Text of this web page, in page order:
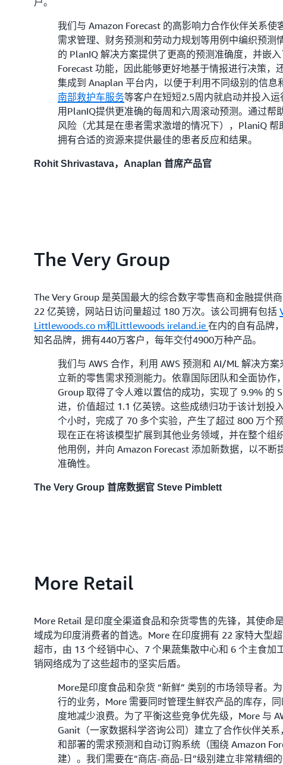
我们与 Amazon Forecast 的高影响力合作伙伴关系使
需求管理、财务预测和劳动力规划等用例中编织预测
的 PlanIQ 解决方案提供了更高的预测准确度，并嵌
Forecast 功能，因此能够更好地基于情报进行决策，
集成到 Anaplan 平台内，以便于利用不同级别的信息
南部救护车服务等客户在短短2.5周内就启动并投入
用PlanIQ提供更准确的每周和六周滚动预测。通过帮
风险（尤其是在患者需求激增的情况下），PlaniQ 帮
拥有合适的资源来提供最佳的患者反应和结果。
Rohit Shrivastava，Anaplan 首席产品官
The Very Group
The Very Group 是英国最大的综合数字零售商和金融提供
22 亿英镑，网站日访问量超过 180 万次。该公司拥有包括
Littlewoods.co m和Littlewoods ireland.ie 在内的自有品牌
知名品牌，拥有440万客户，每年交付4900万种产品。
我们与 AWS 合作，利用 AWS 预测和 AI/ML 解决方
立新的零售需求预测能力。依靠国际团队和全面协作
Group 取得了令人难以置信的成功，实现了 9.9% 的
进，价值超过 1.1 亿英镑。这些成绩归功于该计划投
个小时，完成了 70 多个实验，产生了超过 800 万个
现在正在将该模型扩展到其他业务领域，并在整个组
他用例，并向 Amazon Forecast 添加新数据，以不断
准确性。
The Very Group 首席数据官 Steve Pimblett
More Retail
More Retail 是印度全渠道食品和杂货零售的先锋，其使命
域成为印度消费者的首选。More 在印度拥有 22 家特大型
超市，由 13 个经销中心、7 个果蔬集散中心和 6 个主食加
销网络成为了这些超市的坚实后盾。
More是印度食品和杂货 “新鲜” 类别的市场领导者。
行的业务，More 需要同时管理生鲜农产品的库存，
度地减少浪费。为了平衡这些竞争优先级，More 与
Ganit（一家数据科学咨询公司）建立了合作伙伴关
和部署的需求预测和自动订购系统（围绕 Amazon
建）。我们需要在“商店-商品-日”级别建立非常精细